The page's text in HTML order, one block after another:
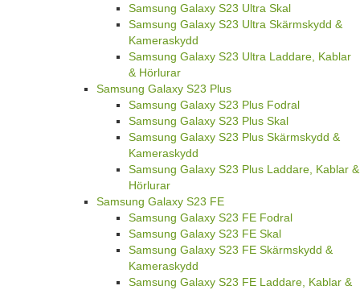
Samsung Galaxy S23 Ultra Skal
Samsung Galaxy S23 Ultra Skärmskydd &
Kameraskydd
Samsung Galaxy S23 Ultra Laddare, Kablar
& Hörlurar
Samsung Galaxy S23 Plus
Samsung Galaxy S23 Plus Fodral
Samsung Galaxy S23 Plus Skal
Samsung Galaxy S23 Plus Skärmskydd &
Kameraskydd
Samsung Galaxy S23 Plus Laddare, Kablar &
Hörlurar
Samsung Galaxy S23 FE
Samsung Galaxy S23 FE Fodral
Samsung Galaxy S23 FE Skal
Samsung Galaxy S23 FE Skärmskydd &
Kameraskydd
Samsung Galaxy S23 FE Laddare, Kablar &